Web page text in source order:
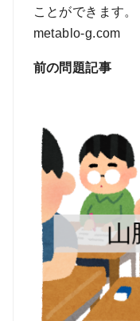
ことができます
metablo-g.com
前の問題記事